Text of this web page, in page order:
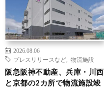
2026.08.06
プレスリリースなど
物流施設
阪急阪神不動産、兵庫・川西
と京都の2カ所で物流施設竣